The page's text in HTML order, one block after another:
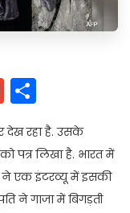
Gmail
देख रहा है. उसके
को पत्र लिखा है. भारत में
ने एक इंटरव्यू में इसकी
ने गाजा में बिगड़ती